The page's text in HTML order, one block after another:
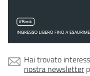
Hai trovato
nostra newsletter